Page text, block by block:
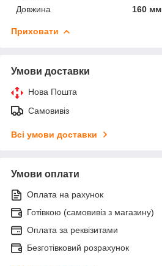
Довжина
160 мм
Приховати
Умови доставки
Нова Пошта
Самовивіз
Всі умови доставки
Умови оплати
Оплата на рахунок
Готівкою (самовивіз з магазину)
Оплата за реквізитами
Безготівковий розрахунок